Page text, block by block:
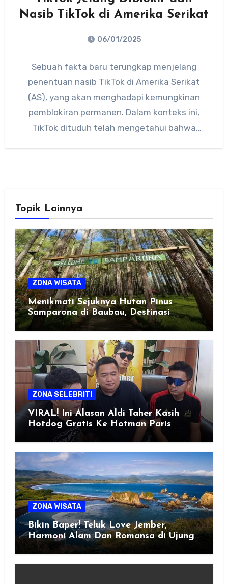
Nasib TikTok di Amerika Serikat
06/01/2025
Comments
Sebuah fakta baru terungkap menjelang
penentuan nasib TikTok di Amerika Serikat
(AS), yang akan menghadapi kemungkinan
pemblokiran permanen. Dalam konteks ini,
TikTok dituduh telah mengetahui bahwa
Topik Lainnya
ZONA WISATA
Menikmati Sejuknya Hutan Pinus
Samparona di Baubau, Destinasi
Healing Favorit!
ZONA SELEBRITI
VIRAL! Ini Alasan Aldi Taher Kasih
Hotdog Gratis Ke Hotman Paris
ZONA WISATA
Bikin Baper! Teluk Love Jember,
Harmoni Alam Dan Romansa di Ujung
Selatan Jawa